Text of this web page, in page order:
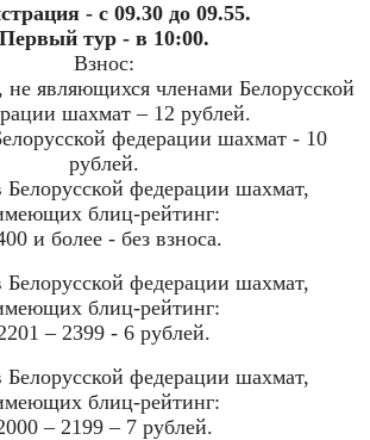
- с 09.30 до 09.55.
Первый тур - в 10:00.
Взнос:
не являющихся членами Белорусской
шахмат – 12 рублей.
федерации шахмат - 10
рублей.
Белорусской федерации шахмат,
блиц-рейтинг:
и более - без взноса.
Белорусской федерации шахмат,
блиц-рейтинг:
– 2399 - 6 рублей.
Белорусской федерации шахмат,
блиц-рейтинг:
– 2199 – 7 рублей.